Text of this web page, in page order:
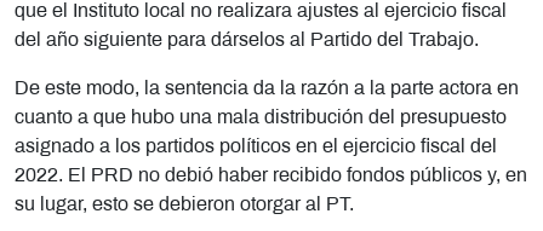
que el Instituto local no realizara ajustes al ejercicio fiscal
del año siguiente para dárselos al Partido del Trabajo.
De este modo, la sentencia da la razón a la parte actora en
cuanto a que hubo una mala distribución del presupuesto
asignado a los partidos políticos en el ejercicio fiscal del
2022. El PRD no debió haber recibido fondos públicos y, en
su lugar, esto se debieron otorgar al PT.